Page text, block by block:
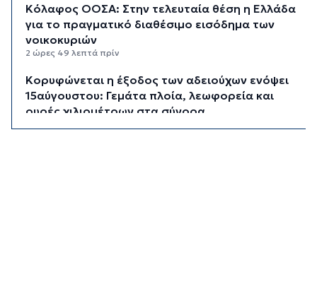
Κόλαφος ΟΟΣΑ: Στην τελευταία θέση η Ελλάδα
για το πραγματικό διαθέσιμο εισόδημα των
νοικοκυριών
2 ώρες 49 λεπτά πρίν
Κορυφώνεται η έξοδος των αδειούχων ενόψει
15αύγουστου: Γεμάτα πλοία, λεωφορεία και
ουρές χιλιομέτρων στα σύνορα